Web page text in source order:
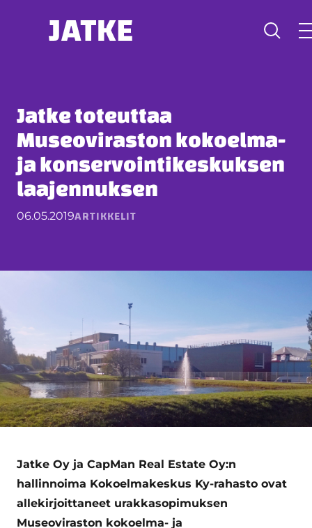
Jatke toteuttaa
Museoviraston kokoelma-
ja konservointikeskuksen
laajennuksen
06.05.2019ARTIKKELIT
Jatke Oy ja CapMan Real Estate Oy:n
hallinnoima Kokoelmakeskus Ky-rahasto ovat
allekirjoittaneet urakkasopimuksen
Museoviraston kokoelma- ja